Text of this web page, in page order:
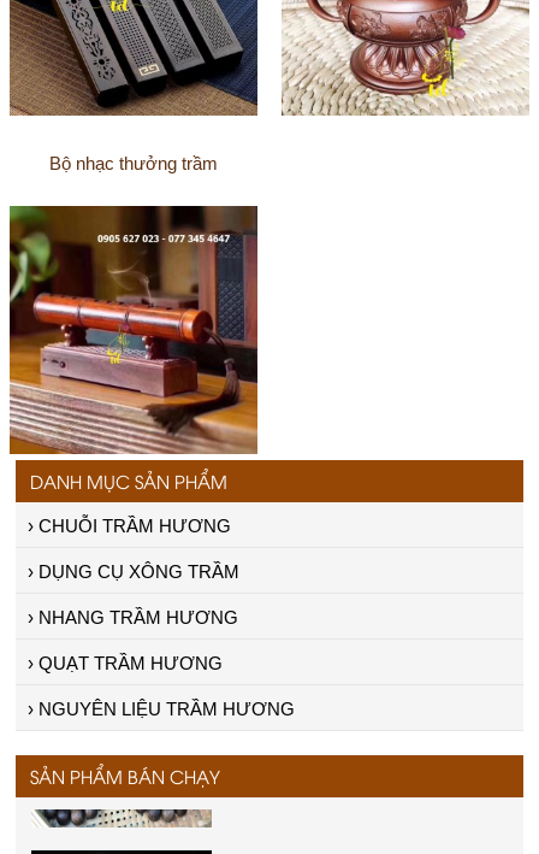
Bộ nhạc thưởng trầm
DANH MỤC SẢN PHẨM
› CHUỖI TRẦM HƯƠNG
› DỤNG CỤ XÔNG TRẦM
› NHANG TRẦM HƯƠNG
› QUẠT TRẦM HƯƠNG
› NGUYÊN LIỆU TRẦM HƯƠNG
SẢN PHẨM BÁN CHẠY